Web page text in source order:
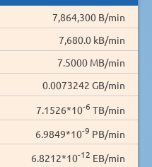
7,864,300 B/min
7,680.0 kB/min
7.5000 MB/min
0.0073242 GB/min
7.1526*10-6 TB/min
6.9849*10-9 PB/min
6.8212*10-12 EB/min